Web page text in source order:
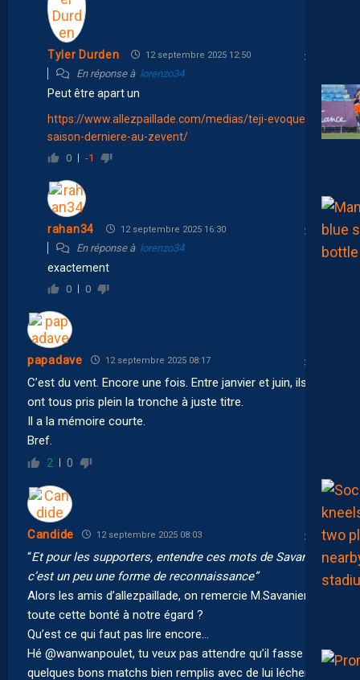
Tyler Durden 12 septembre 2025 12:50
En réponse à lorenzo34
Peut être apart un
https://www.allezpaillade.com/medias/teji-evoque-la-
saison-derniere-au-zevent/
0 -1
rahan34 12 septembre 2025 16:30
En réponse à lorenzo34
exactement
0 0
papadave 12 septembre 2025 08:17
C’est du vent. Encore une fois. Entre janvier et juin, ils en
ont tous pris plein la tronche à juste titre.
Il a la mémoire courte.
Bref.
2 0
Candide 12 septembre 2025 08:03
“Et pour les supporters, entendre ces mots de Savanier,
c’est un peu une forme de reconnaissance”
Alors les amis d’allezpaillade, on remercie M.Savanier de
toute cette bonté à notre égard ?
Qu’est ce qui faut pas lire encore…
Hé @wanwanpoulet, tu veux pas attendre qu’il fasse
quelques bons matchs bien remplis avec de lui lécher les